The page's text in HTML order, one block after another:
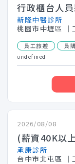
行政櫃台人
新隆中醫診所
桃園市中壢區
│
員工旅遊 員
undefined
2026/08/08
承康診所
台中市北屯區
│